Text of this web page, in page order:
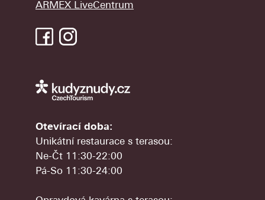
ARMEX LiveCentrum
Otevírací doba:
Unikátní restaurace s terasou:
Ne-Čt 11:30-22:00
Pá-So 11:30-24:00